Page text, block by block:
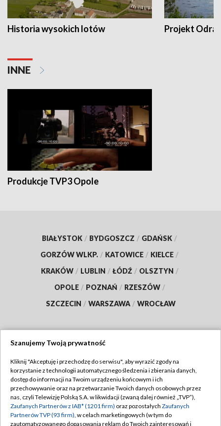
Historia wysokich lotów Projekt Odra
INNE
Produkcje TVP3 Opole
BIAŁYSTOK / BYDGOSZCZ / GDAŃSK /
GORZÓW WLKP. / KATOWICE / KIELCE /
KRAKÓW / LUBLIN / ŁÓDŹ / OLSZTYN /
OPOLE / POZNAŃ / RZESZÓW /
SZCZECIN / WARSZAWA / WROCŁAW
TVP
Abonament TVP
Emisja w TVP
Centrum informacji TVP
Regulamin TVP
Polityka prywatności
Moje zgody
Szanujemy Twoją prywatność
Kliknij "Akceptuję i przechodzę do serwisu", aby wyrazić zgody na
korzystanie z technologii automatycznego śledzenia i zbierania danych,
dostęp do informacji na Twoim urządzeniu końcowym i ich
przechowywanie oraz na przetwarzanie Twoich danych osobowych przez
nas, czyli Telewizję Polską S.A. w likwidacji (zwaną dalej również „TVP”),
Zaufanych Partnerów z IAB* (1201 firm) oraz pozostałych Zaufanych
Partnerów TVP (93 firm), w celach marketingowych (w tym do
zautomatyzowanego dopasowania reklam do Twoich zainteresowań i